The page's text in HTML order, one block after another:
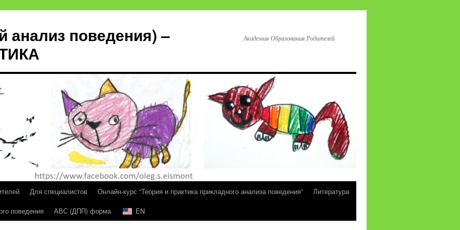
анализ поведения) –
Академия Образования Родителей
Для специалистов Онлайн-курс “Теория и практика прикладного анализа поведения”
Литература
поведения АВС (ДПП) форма EN